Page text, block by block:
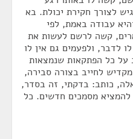
לצורך חקירת יכולת. בא
עבודה באמת, לפי
קשה לרשם לעשות את
לדבר, ולפעמים גם אין לו
על כל הפתקאות שנמצאות
לחייב בצורה סבירה,
כותב: בדקתי, זה בסדר,
מסמכים חדשים. כל